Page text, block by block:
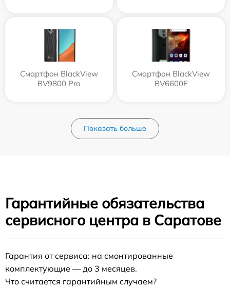
Смартфон BlackView
BV9800 Pro
Смартфон BlackView
BV6600E
Показать больше
Гарантийные обязательства
сервисного центра в Саратове
Гарантия от сервиса: на смонтированные
комплектующие — до 3 месяцев.
Что считается гарантийным случаем?